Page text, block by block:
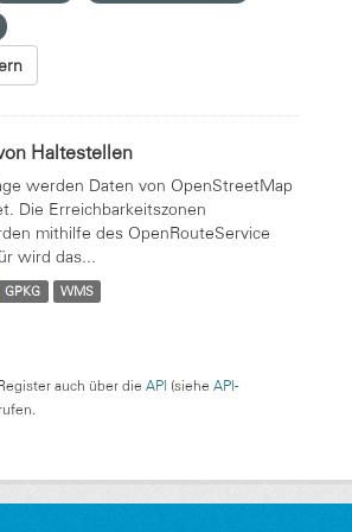
Haltestellen
werden Daten von OpenStreetMap
Die Erreichbarkeitszonen
mithilfe des OpenRouteService
wird das...
GPKG WMS
auch über die API (siehe API-